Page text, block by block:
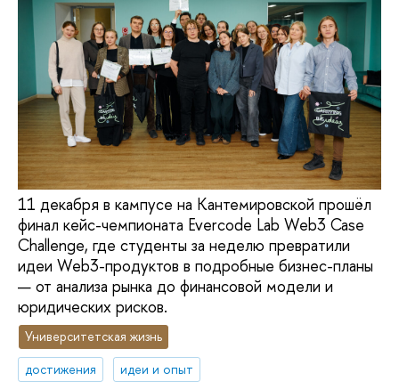
11 декабря в кампусе на Кантемировской прошёл
финал кейс-чемпионата Evercode Lab Web3 Case
Challenge, где студенты за неделю превратили
идеи Web3-продуктов в подробные бизнес-планы
— от анализа рынка до финансовой модели и
юридических рисков.​
Университетская жизнь
достижения
идеи и опыт